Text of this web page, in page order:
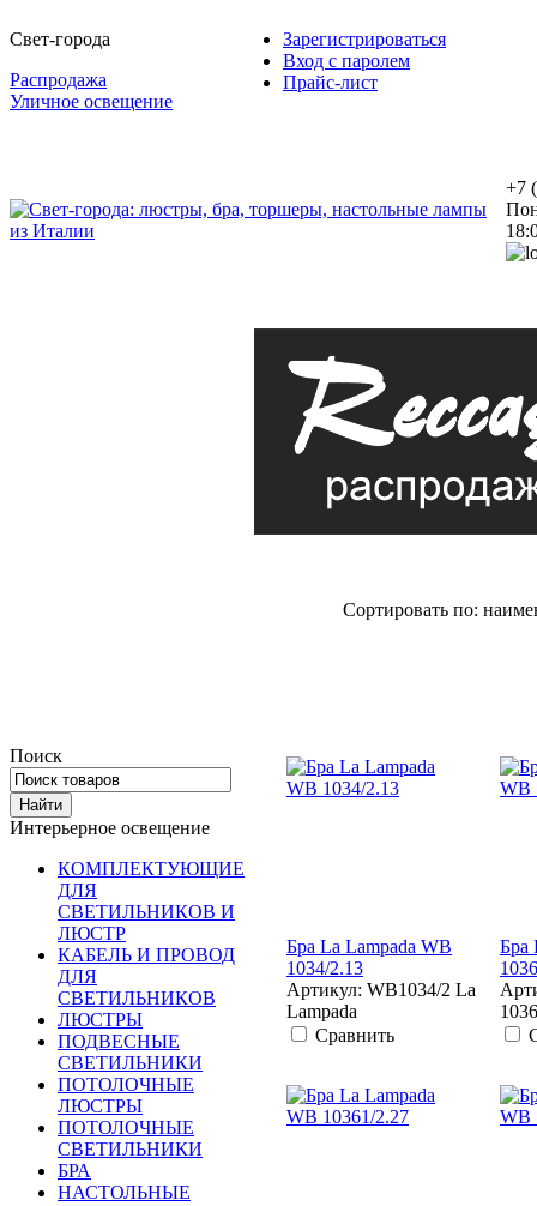
Свет-города
Распродажа
Уличное освещение
Зарегистрироваться
Вход с паролем
Прайс-лист
+7
Поиск
Интерьерное освещение
КОМПЛЕКТУЮЩИЕ
ДЛЯ
СВЕТИЛЬНИКОВ И
ЛЮСТР
КАБЕЛЬ И ПРОВОД
ДЛЯ
СВЕТИЛЬНИКОВ
ЛЮСТРЫ
ПОДВЕСНЫЕ
СВЕТИЛЬНИКИ
ПОТОЛОЧНЫЕ
ЛЮСТРЫ
ПОТОЛОЧНЫЕ
СВЕТИЛЬНИКИ
БРА
НАСТОЛЬНЫЕ
Сортировать по:
Бра La Lampada WB
1034/2.13
Артикул: WB1034/2 La
Lampada
Сравнить
Бра